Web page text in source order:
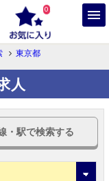
0
東京都
人
・駅で検索する